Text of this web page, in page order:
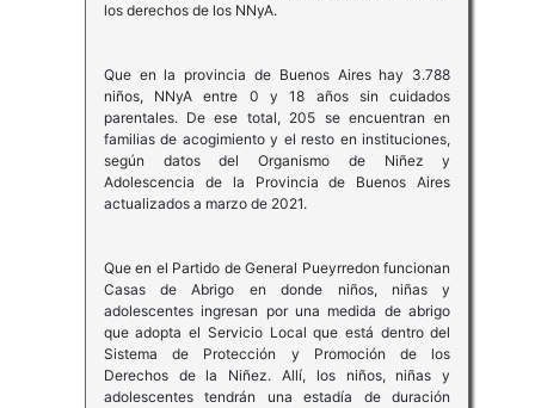
los derechos de los NNyA.
Que en la provincia de Buenos Aires hay 3.788
niños, NNyA entre 0 y 18 años sin cuidados
parentales. De ese total, 205 se encuentran en
familias de acogimiento y el resto en instituciones,
según datos del Organismo de Niñez y
Adolescencia de la Provincia de Buenos Aires
actualizados a marzo de 2021.
Que en el Partido de General Pueyrredon funcionan
Casas de Abrigo en donde niños, niñas y
adolescentes ingresan por una medida de abrigo
que adopta el Servicio Local que está dentro del
Sistema de Protección y Promoción de los
Derechos de la Niñez. Allí, los niños, niñas y
adolescentes tendrán una estadía de duración